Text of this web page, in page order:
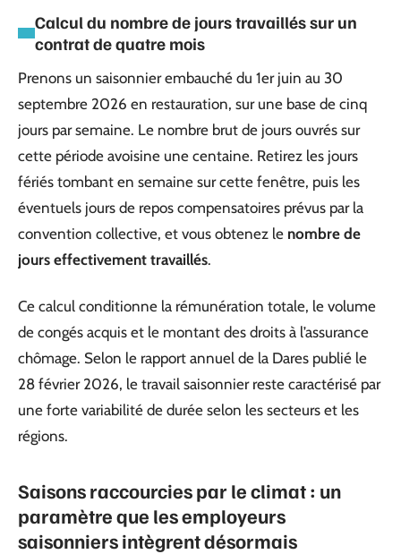
Calcul du nombre de jours travaillés sur un
contrat de quatre mois
Prenons un saisonnier embauché du 1er juin au 30
septembre 2026 en restauration, sur une base de cinq
jours par semaine. Le nombre brut de jours ouvrés sur
cette période avoisine une centaine. Retirez les jours
fériés tombant en semaine sur cette fenêtre, puis les
éventuels jours de repos compensatoires prévus par la
convention collective, et vous obtenez le nombre de
jours effectivement travaillés.
Ce calcul conditionne la rémunération totale, le volume
de congés acquis et le montant des droits à l’assurance
chômage. Selon le rapport annuel de la Dares publié le
28 février 2026, le travail saisonnier reste caractérisé par
une forte variabilité de durée selon les secteurs et les
régions.
Saisons raccourcies par le climat : un
paramètre que les employeurs
saisonniers intègrent désormais